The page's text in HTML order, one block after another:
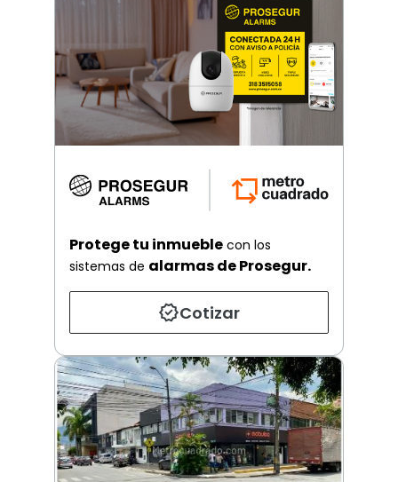
Protege tu inmueble con los
sistemas de alarmas de Prosegur.
Cotizar